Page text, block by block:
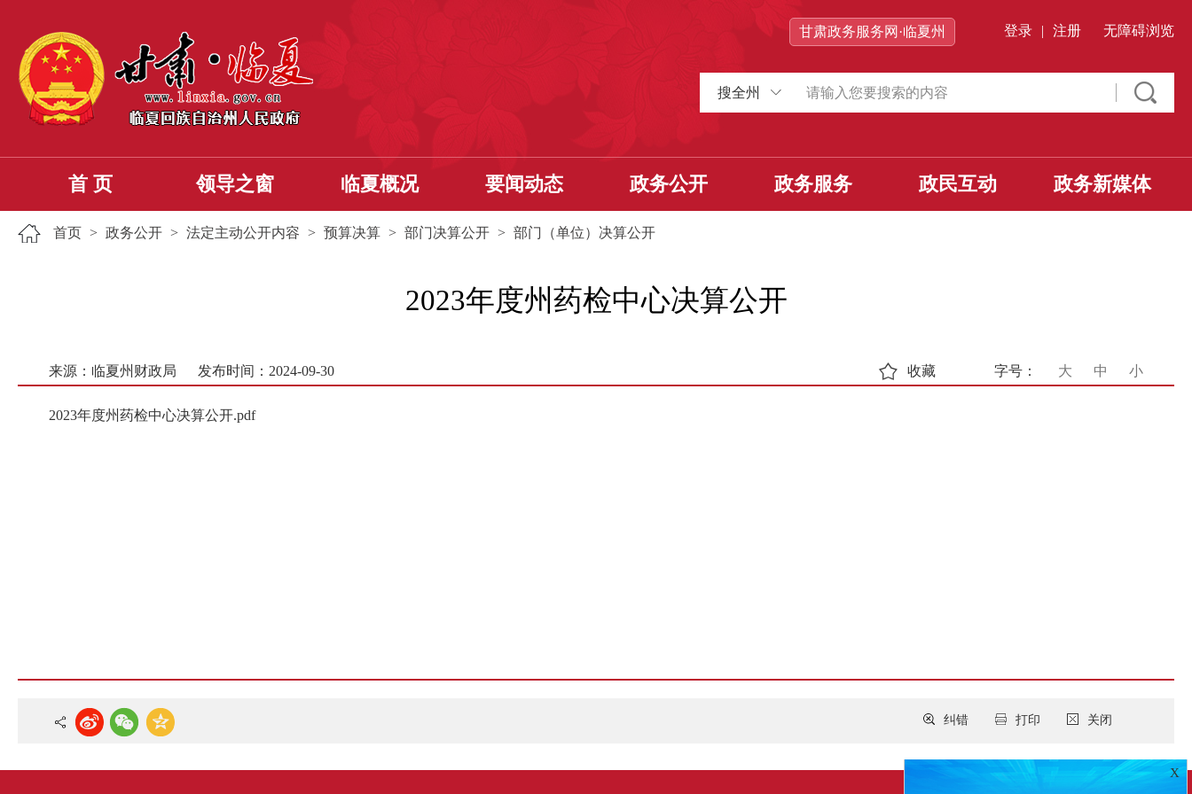
甘肃政务服务网·临夏州 登录 | 注册 无障碍浏览
搜全州
首 页 领导之窗 临夏概况 要闻动态 政务公开 政务服务 政民互动 政务新媒体
首页 > 政务公开 > 法定主动公开内容 > 预算决算 > 部门决算公开 > 部门（单位）决算公开
2023年度州药检中心决算公开
来源：临夏州财政局 发布时间：2024-09-30 字号： 大 中 小
收藏
2023年度州药检中心决算公开.pdf
关闭
打印
纠错
X